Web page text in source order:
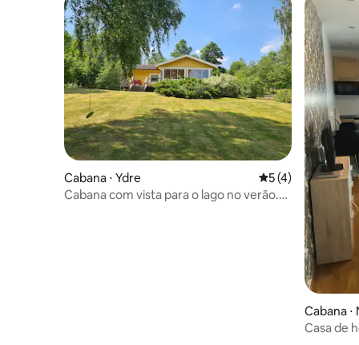
Cabana ⋅ Ydre 5 de uma
5 (4)
Cabana com vista para o lago no verão.
Cabana
Casa de